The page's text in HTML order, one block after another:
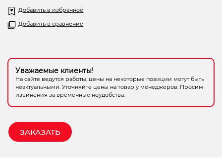
Станки
Строительное оборудование
Электрохозтовары
Добавить в избранное
Добавить в сравнение
Уважаемые клиенты!
На сайте ведутся работы, цены на некоторые позиции могут быть
неактуальными. Уточняйте цены на товар у менеджеров. Просим
извинения за временные неудобства.
ЗАКАЗАТЬ